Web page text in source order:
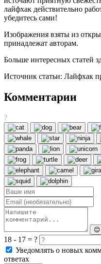
лайфхак действительно
убедитесь сами!
Изображения взяты из
принадлежат авторам.
Больше интересных статей
Источник статьи: Лайфхак
Комментарии
?
😊
18 - 17 = ?
Уведомлять о новых
ответах